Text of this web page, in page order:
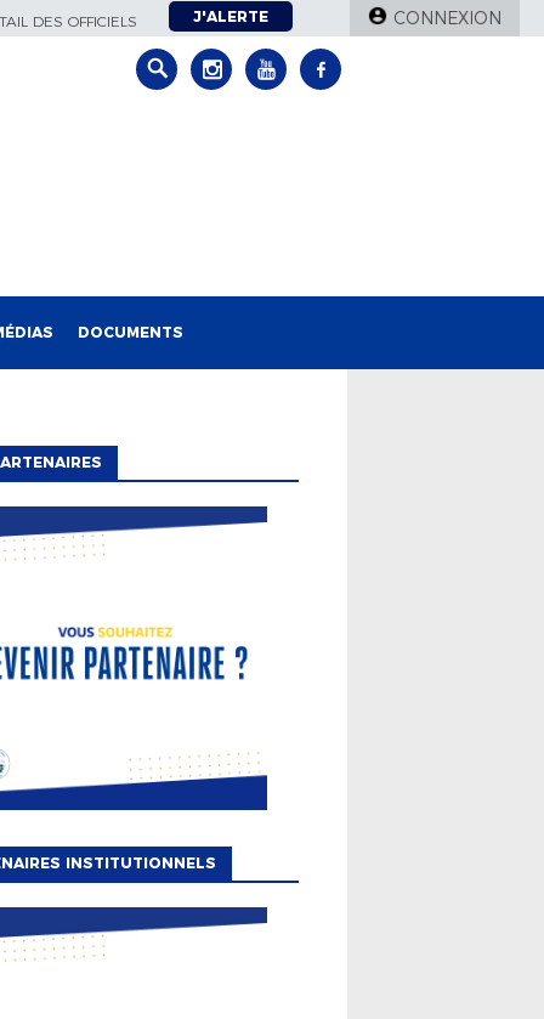
DES OFFICIELS J'ALERTE CONNEXION
DOCUMENTS
INSTITUTIONNELS